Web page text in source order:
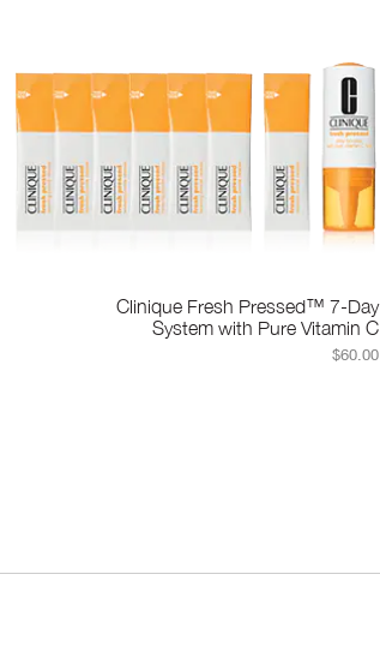
Clinique Fresh Pressed™ 7-Day
System with Pure Vitamin C
$60.00